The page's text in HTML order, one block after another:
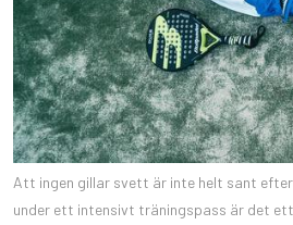
Att ingen gillar svett är inte helt sant
under ett intensivt träningspass är det